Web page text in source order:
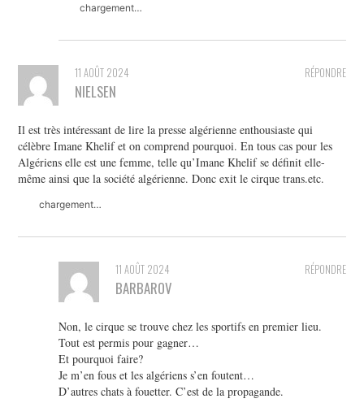
chargement…
RÉPONDRE
11 AOÛT 2024
NIELSEN
Il est très intéressant de lire la presse algérienne enthousiaste qui
célèbre Imane Khelif et on comprend pourquoi. En tous cas pour les
Algériens elle est une femme, telle qu’Imane Khelif se définit elle-
même ainsi que la société algérienne. Donc exit le cirque trans.etc.
chargement…
RÉPONDRE
11 AOÛT 2024
BARBAROV
Non, le cirque se trouve chez les sportifs en premier lieu.
Tout est permis pour gagner…
Et pourquoi faire?
Je m’en fous et les algériens s’en foutent…
D’autres chats à fouetter. C’est de la propagande.